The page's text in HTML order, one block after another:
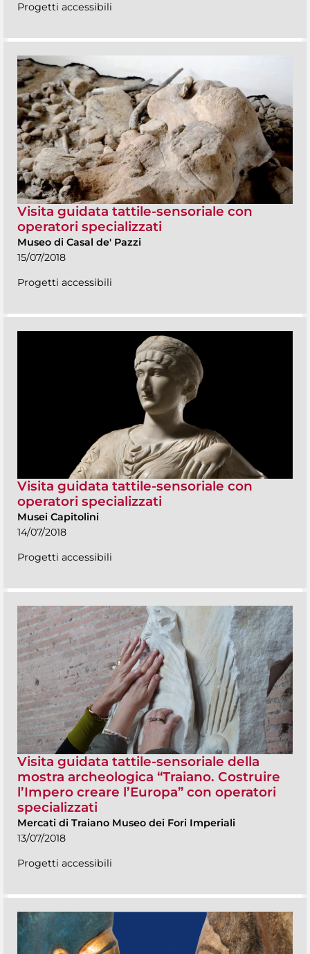
Progetti accessibili
Visita guidata tattile-sensoriale con
operatori specializzati
Museo di Casal de' Pazzi
15/07/2018
Progetti accessibili
Visita guidata tattile-sensoriale con
operatori specializzati
Musei Capitolini
14/07/2018
Progetti accessibili
Visita guidata tattile-sensoriale della
mostra archeologica “Traiano. Costruire
l’Impero creare l’Europa” con operatori
specializzati
Mercati di Traiano Museo dei Fori Imperiali
13/07/2018
Progetti accessibili